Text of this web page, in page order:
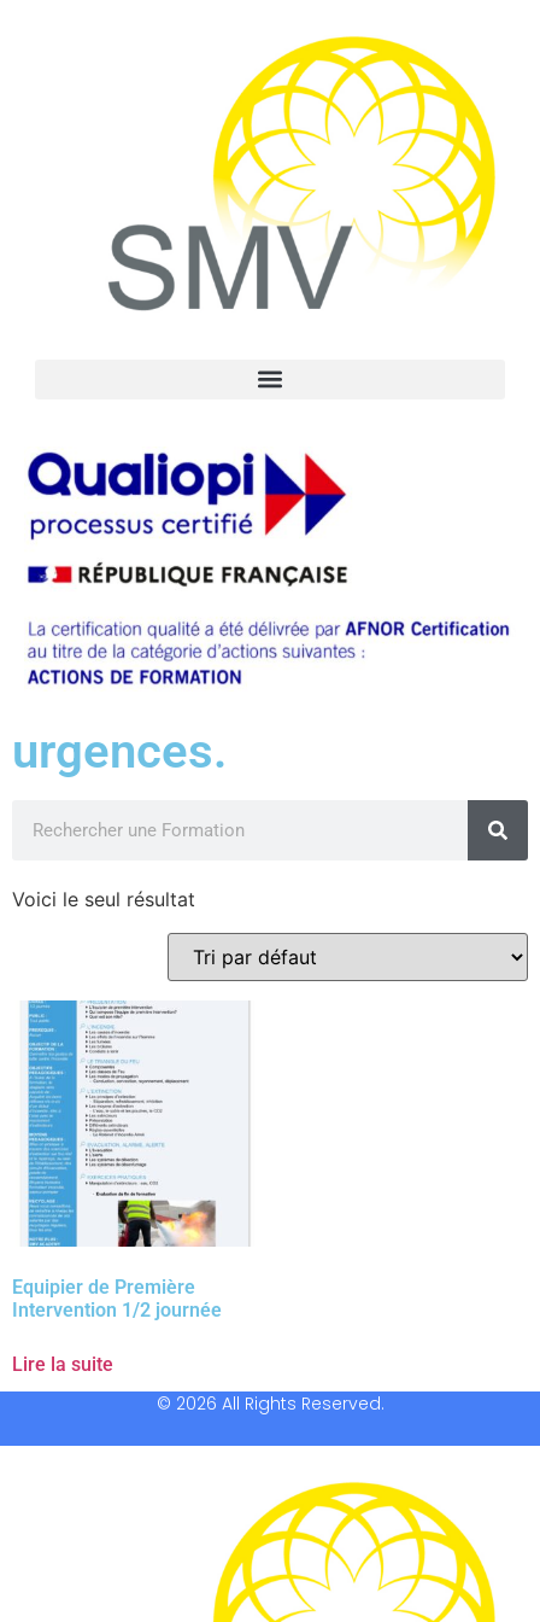
urgences.
Voici le seul résultat
Equipier de Première
Intervention 1/2 journée
Lire la suite
© 2026 All Rights Reserved.